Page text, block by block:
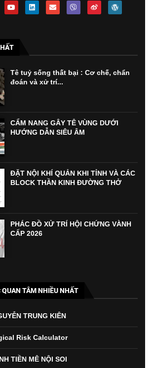
Tê tuỷ sống thất bại : Cơ chế, chẩn
đoán và xử trí...
CẨM NANG GÂY TÊ VÙNG DƯỚI
HƯỚNG DẪN SIÊU ÂM
ĐẶT NỘI KHÍ QUẢN KHI TỈNH VÀ CÁC
BLOCK THẦN KINH ĐƯỜNG THỞ
PHÁC ĐỒ XỬ TRÍ HỘI CHỨNG VÀNH
CẤP 2026
TÂM NHIỀU NHẤT
TRUNG KIÊN
Risk Calculator
TIỀN MÊ NỘI SOI